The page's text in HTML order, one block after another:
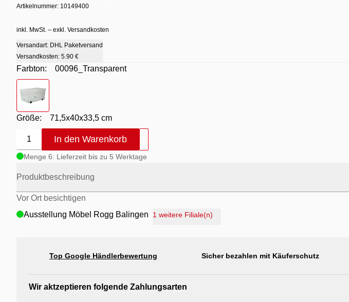
Artikelnummer: 10149400
inkl. MwSt. – exkl. Versandkosten
Versandart: DHL Paketversand
Versandkosten: 5.90 €
Farbton:
00096_Transparent
Farbton
Größe: 71,5x40x33,5 cm
1 In den Warenkorb
Menge 6: Lieferzeit bis zu 5 Werktage
Produktbeschreibung
Vor Ort besichtigen
Ausstellung Möbel Rogg Balingen
Ausstellung Rogg & Roll Reutlingen
Ausstellung Möbel Rogg Reutlingen
1 weitere Filiale(n)
Top Google Händlerbewertung Sicher bezahlen mit Käuferschutz
Wir aktzeptieren folgende Zahlungsarten